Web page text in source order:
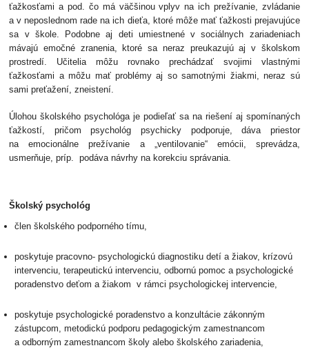
ťažkosťami a pod. čo má väčšinou vplyv na ich prežívanie, zvládanie
a v neposlednom rade na ich dieťa, ktoré môže mať ťažkosti prejavujúce
sa v škole. Podobne aj deti umiestnené v sociálnych zariadeniach
mávajú emočné zranenia, ktoré sa neraz preukazujú aj v školskom
prostredí. Učitelia môžu rovnako prechádzať svojimi vlastnými
ťažkosťami a môžu mať problémy aj so samotnými žiakmi, neraz sú
sami preťažení, zneistení.
Úlohou školského psychológa je podieľať sa na riešení aj spomínaných
ťažkostí, pričom psychológ psychicky podporuje, dáva priestor
na emocionálne prežívanie a „ventilovanie“ emócii, sprevádza,
usmerňuje, príp. podáva návrhy na korekciu správania.
Školský psychológ
člen školského podporného tímu,
poskytuje pracovno- psychologickú diagnostiku detí a žiakov, krízovú
intervenciu, terapeutickú intervenciu, odbornú pomoc a psychologické
poradenstvo deťom a žiakom v rámci psychologickej intervencie,
poskytuje psychologické poradenstvo a konzultácie zákonným
zástupcom, metodickú podporu pedagogickým zamestnancom
a odborným zamestnancom školy alebo školského zariadenia,